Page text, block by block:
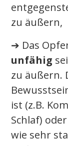
zu äußern,
➔ Das
unfähig
zu äußern.
ist (z.B.
Schlaf)
wie sehr